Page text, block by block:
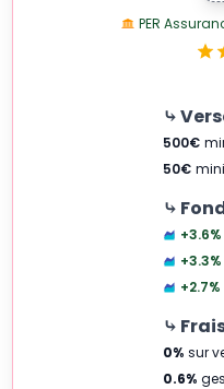
PER
⤷
500€
50€
⤷
+3.6%
+3.3%
+2.7%
⤷
0% sur
0.6%